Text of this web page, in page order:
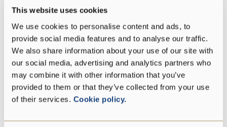
This website uses cookies
We use cookies to personalise content and ads, to
provide social media features and to analyse our traffic.
We also share information about your use of our site with
our social media, advertising and analytics partners who
may combine it with other information that you’ve
provided to them or that they’ve collected from your use
of their services. Cookie policy.
Fett 29 g
davon gesättigte
Fettsäuren:
18 g
Kohlenhydrate 0 g
davon Zucker: